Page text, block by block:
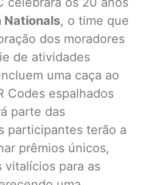
Nationals, o time que
dos moradores
de atividades
uma caça ao
Codes espalhados
parte das
participantes terão a
prêmios únicos,
vitalícios para as